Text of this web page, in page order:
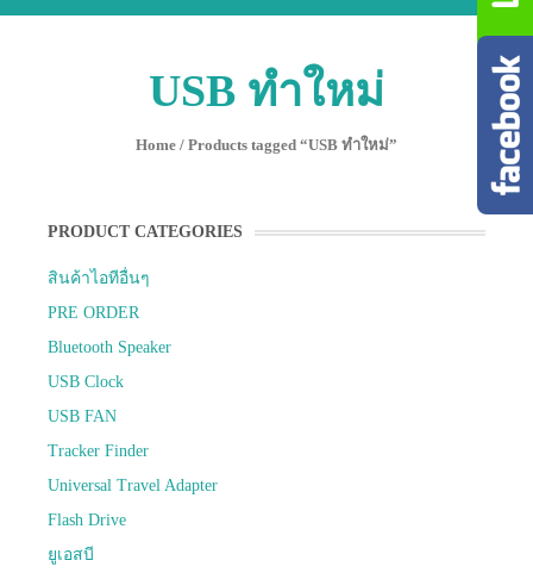
USB ทำใหม่
Home / Products tagged “USB ทำใหม่”
PRODUCT CATEGORIES
สินค้าไอทีอื่นๆ
PRE ORDER
Bluetooth Speaker
USB Clock
USB FAN
Tracker Finder
Universal Travel Adapter
Flash Drive
ยูเอสบี